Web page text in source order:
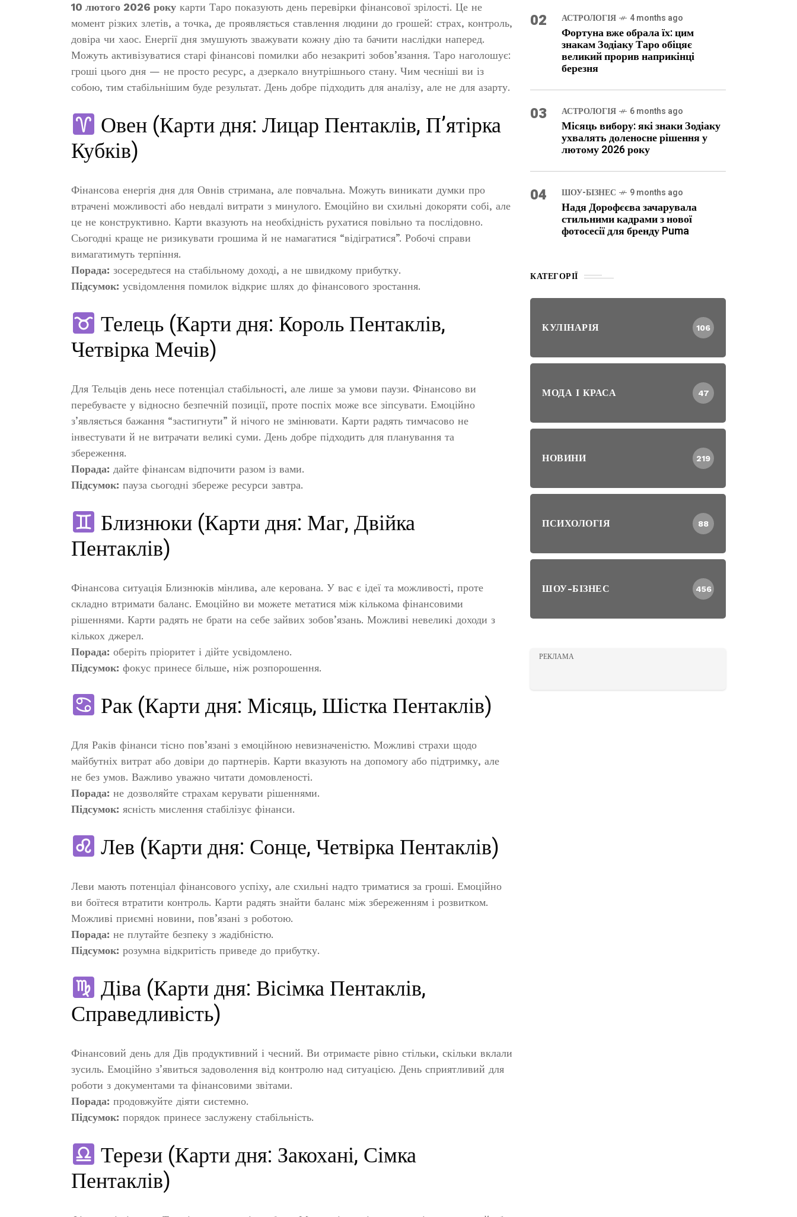
10 лютого 2026 року карти Таро показують день перевірки фінансової зрілості. Це не
момент різких злетів, а точка, де проявляється ставлення людини до грошей: страх, контроль,
довіра чи хаос. Енергії дня змушують зважувати кожну дію та бачити наслідки наперед.
Можуть активізуватися старі фінансові помилки або незакриті зобов’язання. Таро наголошує:
гроші цього дня — не просто ресурс, а дзеркало внутрішнього стану. Чим чесніші ви із
собою, тим стабільнішим буде результат. День добре підходить для аналізу, але не для азарту.
Овен (Карти дня: Лицар Пентаклів, П’ятірка
Кубків)
Фінансова енергія дня для Овнів стримана, але повчальна. Можуть виникати думки про
втрачені можливості або невдалі витрати з минулого. Емоційно ви схильні докоряти собі, але
це не конструктивно. Карти вказують на необхідність рухатися повільно та послідовно.
Сьогодні краще не ризикувати грошима й не намагатися “відігратися”. Робочі справи
вимагатимуть терпіння.
Порада: зосередьтеся на стабільному доході, а не швидкому прибутку.
Підсумок: усвідомлення помилок відкриє шлях до фінансового зростання.
Телець (Карти дня: Король Пентаклів,
Четвірка Мечів)
Для Тельців день несе потенціал стабільності, але лише за умови паузи. Фінансово ви
перебуваєте у відносно безпечній позиції, проте поспіх може все зіпсувати. Емоційно
з’являється бажання “застигнути” й нічого не змінювати. Карти радять тимчасово не
інвестувати й не витрачати великі суми. День добре підходить для планування та
збереження.
Порада: дайте фінансам відпочити разом із вами.
Підсумок: пауза сьогодні збереже ресурси завтра.
Близнюки (Карти дня: Маг, Двійка
Пентаклів)
Фінансова ситуація Близнюків мінлива, але керована. У вас є ідеї та можливості, проте
складно втримати баланс. Емоційно ви можете метатися між кількома фінансовими
рішеннями. Карти радять не брати на себе зайвих зобов’язань. Можливі невеликі доходи з
кількох джерел.
Порада: оберіть пріоритет і дійте усвідомлено.
Підсумок: фокус принесе більше, ніж розпорошення.
Рак (Карти дня: Місяць, Шістка Пентаклів)
Для Раків фінанси тісно пов’язані з емоційною невизначеністю. Можливі страхи щодо
майбутніх витрат або довіри до партнерів. Карти вказують на допомогу або підтримку, але
не без умов. Важливо уважно читати домовленості.
Порада: не дозволяйте страхам керувати рішеннями.
Підсумок: ясність мислення стабілізує фінанси.
Лев (Карти дня: Сонце, Четвірка Пентаклів)
Леви мають потенціал фінансового успіху, але схильні надто триматися за гроші. Емоційно
ви боїтеся втратити контроль. Карти радять знайти баланс між збереженням і розвитком.
Можливі приємні новини, пов’язані з роботою.
Порада: не плутайте безпеку з жадібністю.
Підсумок: розумна відкритість приведе до прибутку.
Діва (Карти дня: Вісімка Пентаклів,
Справедливість)
Фінансовий день для Дів продуктивний і чесний. Ви отримаєте рівно стільки, скільки вклали
зусиль. Емоційно з’явиться задоволення від контролю над ситуацією. День сприятливий для
роботи з документами та фінансовими звітами.
Порада: продовжуйте діяти системно.
Підсумок: порядок принесе заслужену стабільність.
Терези (Карти дня: Закохані, Сімка
Пентаклів)
02 АСТРОЛОГІЯ 4 months ago
Фортуна вже обрала їх: цим
знакам Зодіаку Таро обіцяє
великий прорив наприкінці
березня
03 АСТРОЛОГІЯ 6 months ago
Місяць вибору: які знаки Зодіаку
ухвалять доленосне рішення у
лютому 2026 року
04 ШОУ-БІЗНЕС 9 months ago
Надя Дорофєєва зачарувала
стильними кадрами з нової
фотосесії для бренду Puma
КАТЕГОРІЇ
КУЛІНАРІЯ 106
МОДА І КРАСА 47
НОВИНИ 219
ПСИХОЛОГІЯ 88
ШОУ-БІЗНЕС 456
РЕКЛАМА